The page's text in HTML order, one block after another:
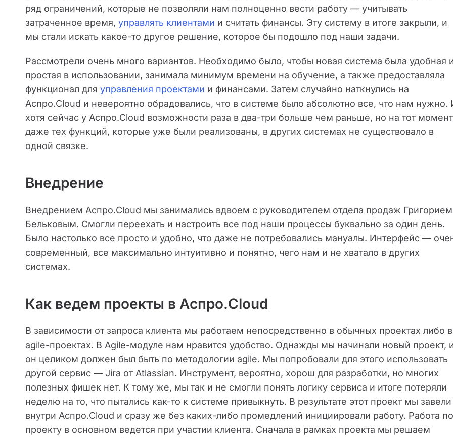
ряд ограничений, которые не позволяли нам полноценно вести работу — учитывать
затраченное время, управлять клиентами и считать финансы. Эту систему в итоге закрыли, и
мы стали искать какое-то другое решение, которое бы подошло под наши задачи.
Рассмотрели очень много вариантов. Необходимо было, чтобы новая система была удобная
простая в использовании, занимала минимум времени на обучение, а также предоставляла
функционал для управления проектами и финансами. Затем случайно наткнулись на
Аспро.Cloud и невероятно обрадовались, что в системе было абсолютно все, что нам нужно.
хотя сейчас у Аспро.Cloud возможности раза в два-три больше чем раньше, но на тот момент
даже тех функций, которые уже были реализованы, в других системах не существовало в
одной связке.
Внедрение
Внедрением Аспро.Cloud мы занимались вдвоем с руководителем отдела продаж Григорием
Бельковым. Смогли переехать и настроить все под наши процессы буквально за один день.
Было настолько все просто и удобно, что даже не потребовались мануалы. Интерфейс —
современный, все максимально интуитивно и понятно, чего нам и не хватало в других
системах.
Как ведем проекты в Аспро.Cloud
В зависимости от запроса клиента мы работаем непосредственно в обычных проектах либо в
agile-проектах. В Agile-модуле нам нравится удобство. Однажды мы начинали новый проект,
он целиком должен был быть по методологии agile. Мы попробовали для этого использовать
другой сервис — Jira от Atlassian. Инструмент, вероятно, хорош для разработки, но многих
полезных фишек нет. К тому же, мы так и не смогли понять логику сервиса и итоге потеряли
неделю на то, что пытались как-то к системе привыкнуть. В результате этот проект мы завели
внутри Аспро.Cloud и сразу же без каких-либо промедлений инициировали работу. Работа по
проекту в основном ведется при участии клиента. Сначала в рамках проекта мы решаем